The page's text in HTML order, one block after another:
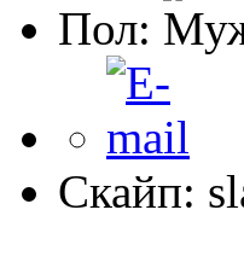
Пол:
Скайп: